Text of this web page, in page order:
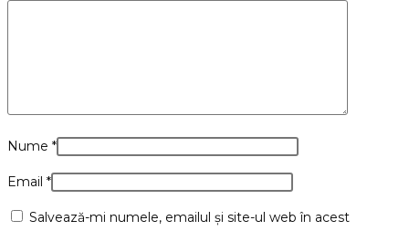
Nume *
Email *
Salvează-mi numele, emailul și site-ul web în acest